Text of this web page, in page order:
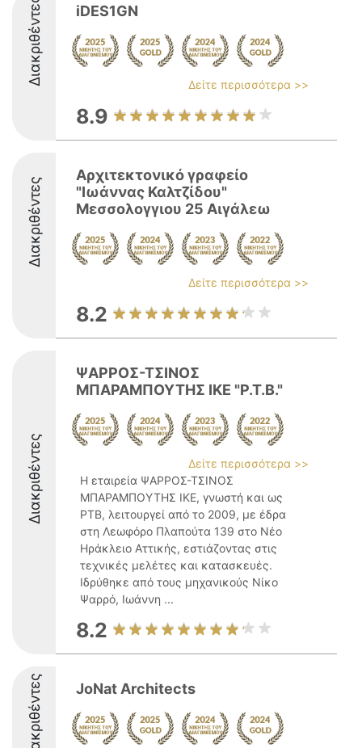
Διακριθέντες iDES1GN
Δείτε περισσότερα >>
8.9
Διακριθέντες
Αρχιτεκτονικό γραφείο
"Ιωάννας Καλτζίδου"
Μεσσολογγιου 25 Αιγάλεω
Δείτε περισσότερα >>
8.2
Διακριθέντες
ΨΑΡΡΟΣ-ΤΣΙΝΟΣ
ΜΠΑΡΑΜΠΟΥΤΗΣ ΙΚΕ "P.T.B."
Δείτε περισσότερα >>
Η εταιρεία ΨΑΡΡΟΣ-ΤΣΙΝΟΣ
ΜΠΑΡΑΜΠΟΥΤΗΣ ΙΚΕ, γνωστή και ως
PTB, λειτουργεί από το 2009, με έδρα
στη Λεωφόρο Πλαπούτα 139 στο Νέο
Ηράκλειο Αττικής, εστιάζοντας στις
τεχνικές μελέτες και κατασκευές.
Ιδρύθηκε από τους μηχανικούς Νίκο
Ψαρρό, Ιωάννη ...
8.2
Διακριθέντες JoNat Architects